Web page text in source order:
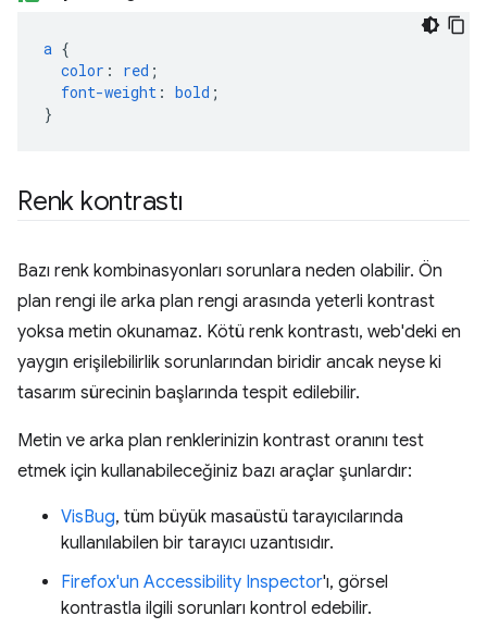
a {
color : red ;
font-weight : bold ;
}
Renk kontrastı
Bazı renk kombinasyonları sorunlara neden olabilir. Ön
plan rengi ile arka plan rengi arasında yeterli kontrast
yoksa metin okunamaz. Kötü renk kontrastı, web'deki en
yaygın erişilebilirlik sorunlarından biridir ancak neyse ki
tasarım sürecinin başlarında tespit edilebilir.
Metin ve arka plan renklerinizin kontrast oranını test
etmek için kullanabileceğiniz bazı araçlar şunlardır:
VisBug, tüm büyük masaüstü tarayıcılarında
kullanılabilen bir tarayıcı uzantısıdır.
Firefox'un Accessibility Inspector'ı, görsel
kontrastla ilgili sorunları kontrol edebilir.